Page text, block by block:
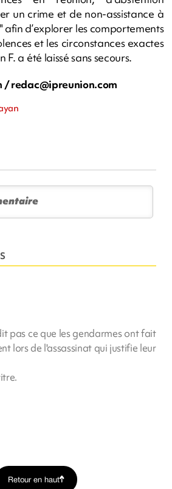
un crime et de non-assistance à
afin d’explorer les comportements
et les circonstances exactes
F. a été laissé sans secours.
/redac@ipreunion.com
pas ce que les gendarmes ont fait
lors de l'assassinat qui justifie leur
Retour en haut